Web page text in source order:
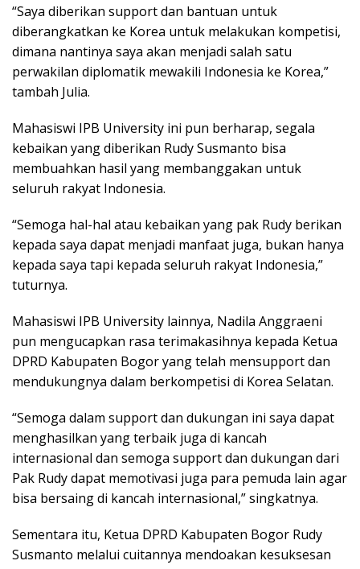
“Saya diberikan support dan bantuan untuk
diberangkatkan ke Korea untuk melakukan kompetisi,
dimana nantinya saya akan menjadi salah satu
perwakilan diplomatik mewakili Indonesia ke Korea,”
tambah Julia.
Mahasiswi IPB University ini pun berharap, segala
kebaikan yang diberikan Rudy Susmanto bisa
membuahkan hasil yang membanggakan untuk
seluruh rakyat Indonesia.
“Semoga hal-hal atau kebaikan yang pak Rudy berikan
kepada saya dapat menjadi manfaat juga, bukan hanya
kepada saya tapi kepada seluruh rakyat Indonesia,”
tuturnya.
Mahasiswi IPB University lainnya, Nadila Anggraeni
pun mengucapkan rasa terimakasihnya kepada Ketua
DPRD Kabupaten Bogor yang telah mensupport dan
mendukungnya dalam berkompetisi di Korea Selatan.
“Semoga dalam support dan dukungan ini saya dapat
menghasilkan yang terbaik juga di kancah
internasional dan semoga support dan dukungan dari
Pak Rudy dapat memotivasi juga para pemuda lain agar
bisa bersaing di kancah internasional,” singkatnya.
Sementara itu, Ketua DPRD Kabupaten Bogor Rudy
Susmanto melalui cuitannya mendoakan kesuksesan